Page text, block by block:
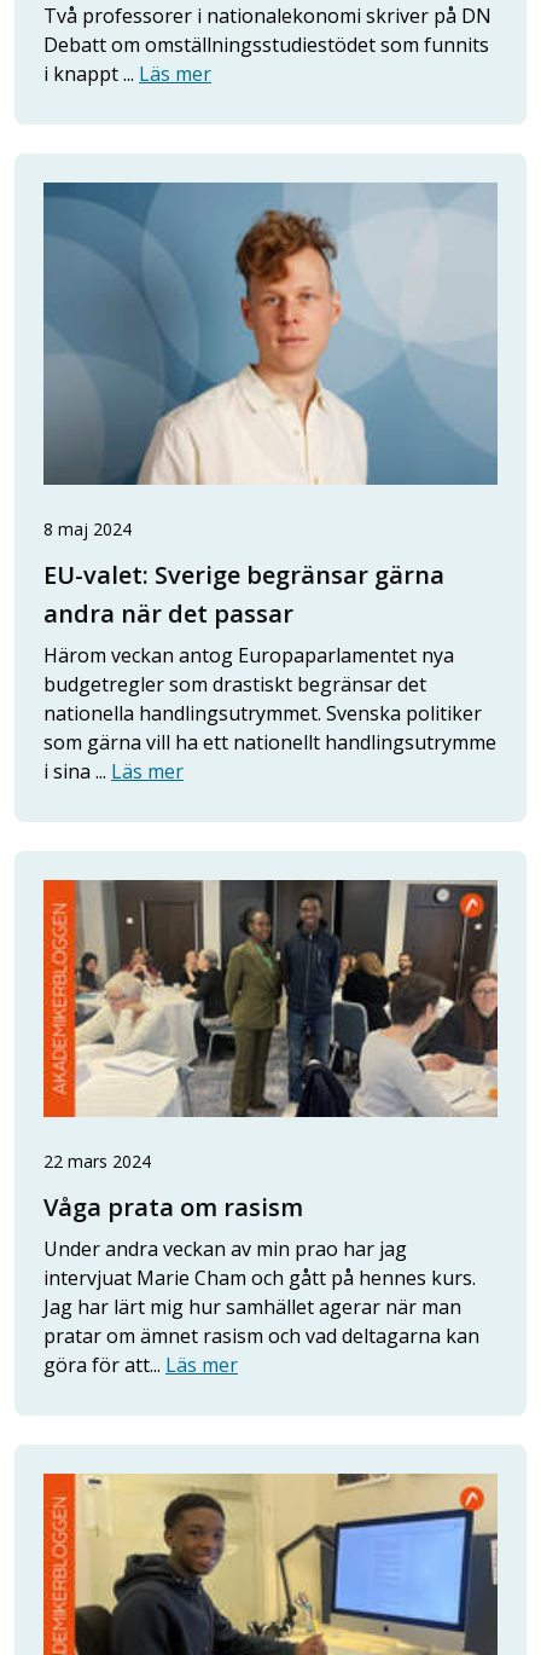
Två professorer i nationalekonomi skriver på DN
Debatt om omställningsstudiestödet som funnits
i knappt ... Läs mer
8 maj 2024
EU-valet: Sverige begränsar gärna
andra när det passar
Härom veckan antog Europaparlamentet nya
budgetregler som drastiskt begränsar det
nationella handlingsutrymmet. Svenska politiker
som gärna vill ha ett nationellt handlingsutrymme
i sina ... Läs mer
22 mars 2024
Våga prata om rasism
Under andra veckan av min prao har jag
intervjuat Marie Cham och gått på hennes kurs.
Jag har lärt mig hur samhället agerar när man
pratar om ämnet rasism och vad deltagarna kan
göra för att... Läs mer